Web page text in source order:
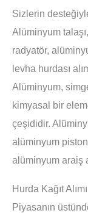
Sizlerin
Alüminyum
radyatör,
levha hurdası
Alüminyum,
kimyasal bir
çeşididir.
alüminyum
alüminyum araiş
Hurda Kağıt Alımı
Piyasanın